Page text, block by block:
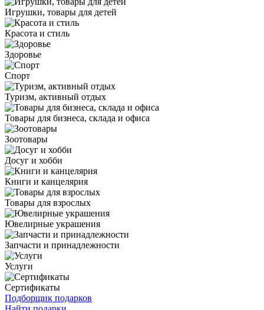
Игрушки, товары для детей
Красота и стиль
Здоровье
Спорт
Туризм, активный отдых
Товары для бизнеса, склада и офиса
Зоотовары
Досуг и хобби
Книги и канцелярия
Товары для взрослых
Ювелирные украшения
Запчасти и принадлежности
Услуги
Сертификаты
Подборщик подарков